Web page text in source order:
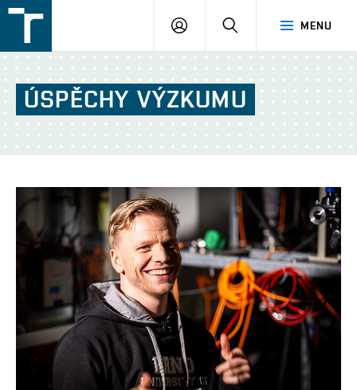
v
Brně
MENU
PŘIHLÁŠENÍ
ÚSPĚCHY VÝZKUMU